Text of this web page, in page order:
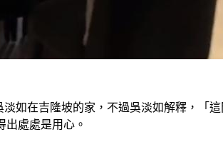
淡如在吉隆坡的家，不過吳淡如解釋，「
出處處是用心。